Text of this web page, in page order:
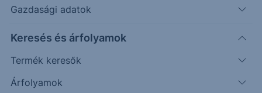
Gazdasági adatok
Keresés és árfolyamok
Termék keresők
Árfolyamok
Magasabb hozam lehetősége egyedi